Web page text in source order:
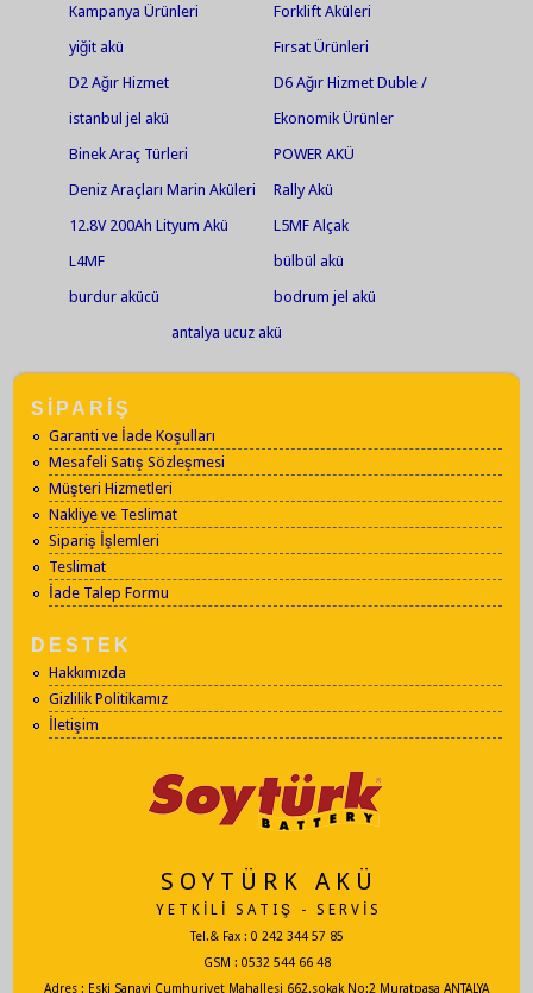
Kampanya Ürünleri
Forklift Aküleri
yiğit akü
Fırsat Ürünleri
D2 Ağır Hizmet
D6 Ağır Hizmet Duble /
istanbul jel akü
Ekonomik Ürünler
Binek Araç Türleri
POWER AKÜ
Deniz Araçları Marin Aküleri
Rally Akü
12.8V 200Ah Lityum Akü
L5MF Alçak
L4MF
bülbül akü
burdur akücü
bodrum jel akü
antalya ucuz akü
SİPARİŞ
Garanti ve İade Koşulları
Mesafeli Satış Sözleşmesi
Müşteri Hizmetleri
Nakliye ve Teslimat
Sipariş İşlemleri
Teslimat
İade Talep Formu
DESTEK
Hakkımızda
Gizlilik Politikamız
İletişim
S O Y T Ü R K A K Ü
Y E T K İ L İ S A T I Ş - S E R V İ S
Tel.& Fax : 0 242 344 57 85
GSM : 0532 544 66 48
Adres : Eski Sanayi Cumhuriyet Mahallesi 662.sokak No:2 Muratpaşa ANTALYA